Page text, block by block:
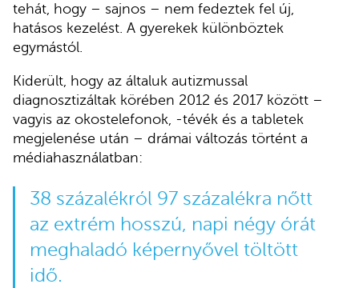
tehát, hogy – sajnos – nem fedeztek fel új,
hatásos kezelést. A gyerekek különböztek
egymástól.
Kiderült, hogy az általuk autizmussal
diagnosztizáltak körében 2012 és 2017 között –
vagyis az okostelefonok, -tévék és a tabletek
megjelenése után – drámai változás történt a
médiahasználatban:
38 százalékról 97 százalékra nőtt
az extrém hosszú, napi négy órát
meghaladó képernyővel töltött
idő.